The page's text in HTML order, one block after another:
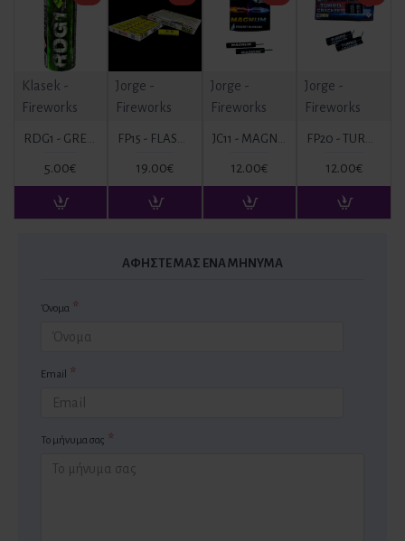
Klasek -
Fireworks
RDG1 - GREEN ΚΑΠΝΟΓΟΝΟ ΠΡΑΣΙΝΟ
5.00€
Jorge -
Fireworks
FP15 - FLASH BANGERS WITH FUSE
19.00€
Jorge -
Fireworks
JC11 - MAGNUM
12.00€
Jorge -
Fireworks
FP20 - TURBO CRACKERS
12.00€
ΑΦΉΣΤΕ ΜΑΣ ΈΝΑ ΜΉΝΥΜΑ
Όνομα
Email
Το μήνυμα σας